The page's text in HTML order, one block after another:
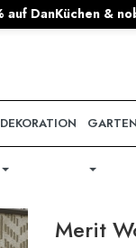
| Alle BEKO E-
DEKORATION
Merit